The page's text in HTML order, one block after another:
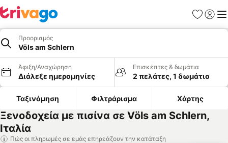
Προορισμός
Völs am Schlern
Άφιξη/Αναχώρηση
Διάλεξε ημερομηνίες
Επισκέπτες & δωμάτια
2 πελάτες, 1 δωμάτιο
Ταξινόμηση Φιλτράρισμα Χάρτης
Ξενοδοχεία με πισίνα σε Völs am Schlern,
Ιταλία
Πώς οι πληρωμές σε εμάς επηρεάζουν την κατάταξη